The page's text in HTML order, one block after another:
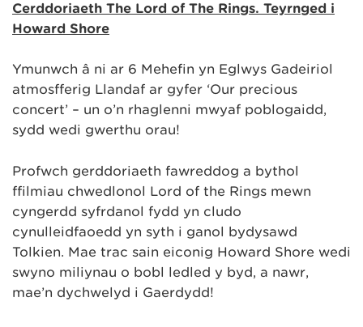
Cerddoriaeth The Lord of The Rings. Teyrnged i
Howard Shore
Ymunwch â ni ar 6 Mehefin yn Eglwys Gadeiriol
atmosfferig Llandaf ar gyfer ‘Our precious
concert’ – un o’n rhaglenni mwyaf poblogaidd,
sydd wedi gwerthu orau!
Profwch gerddoriaeth fawreddog a bythol
ffilmiau chwedlonol Lord of the Rings mewn
cyngerdd syfrdanol fydd yn cludo
cynulleidfaoedd yn syth i ganol bydysawd
Tolkien. Mae trac sain eiconig Howard Shore wedi
swyno miliynau o bobl ledled y byd, a nawr,
mae’n dychwelyd i Gaerdydd!